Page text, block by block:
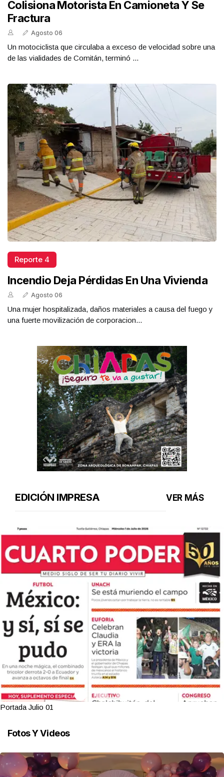
Colisiona Motorista En Camioneta Y Se
Fractura
Agosto 06
Un motociclista que circulaba a exceso de velocidad sobre una
de las vialidades de Comitán, terminó ...
Reporte 4
Incendio Deja Pérdidas En Una Vivienda
Agosto 06
Una mujer hospitalizada, daños materiales a causa del fuego y
una fuerte movilización de corporacion...
EDICIÓN IMPRESA VER MÁS
Portada Julio 01
Fotos Y Videos